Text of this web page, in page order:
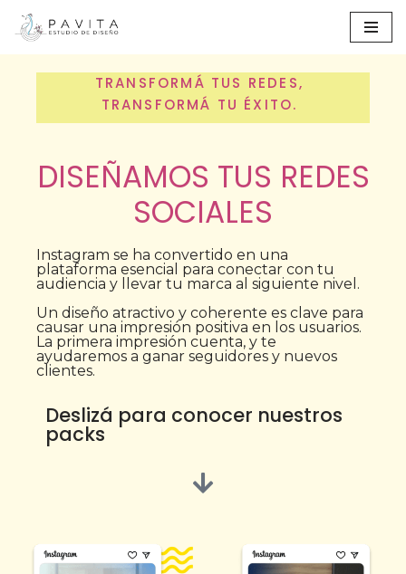
TRANSFORMÁ TUS REDES,
TRANSFORMÁ TU ÉXITO.
DISEÑAMOS TUS REDES
SOCIALES
Instagram se ha convertido en una
plataforma esencial para conectar con tu
audiencia y llevar tu marca al siguiente nivel.
Un diseño atractivo y coherente es clave para
causar una impresión positiva en los usuarios.
La primera impresión cuenta, y te
ayudaremos a ganar seguidores y nuevos
clientes.
Deslizá para conocer nuestros
packs